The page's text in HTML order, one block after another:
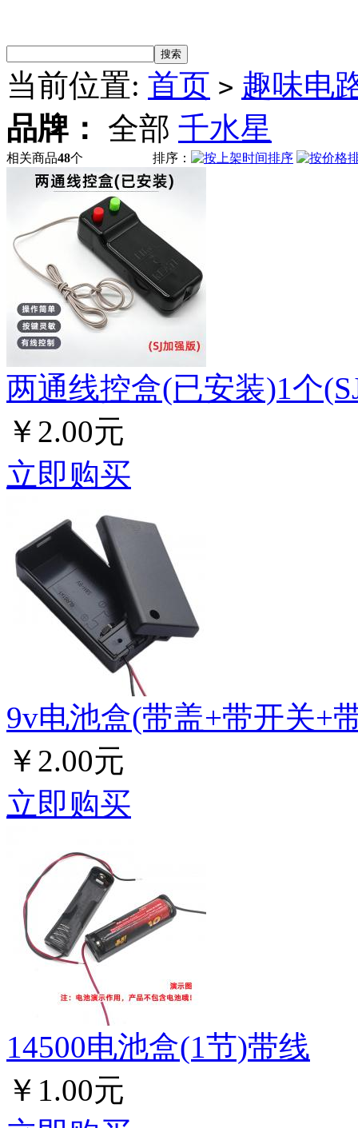
当前位置: 首页 > 趣味电
品牌：
全部 千水星
相关商品48个 排序：
两通线控盒(已安装)1个
￥2.00元
立即购买
9v电池盒(带盖+带开关+
￥2.00元
立即购买
14500电池盒(1节)带线
￥1.00元